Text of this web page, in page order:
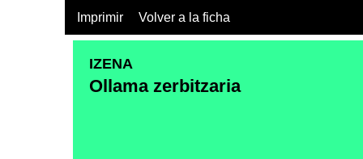
Imprimir Volver a la ficha
IZENA
Ollama zerbitzaria